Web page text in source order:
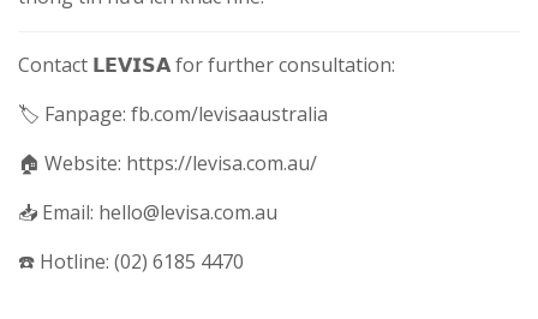
Contact 𝗟𝗘𝗩𝗜𝗦𝗔 for further consultation:
🏷 Fanpage: fb.com/levisaaustralia
🏠 Website: https://levisa.com.au/
📥 Email: hello@levisa.com.au
☎️ Hotline: (02) 6185 4470